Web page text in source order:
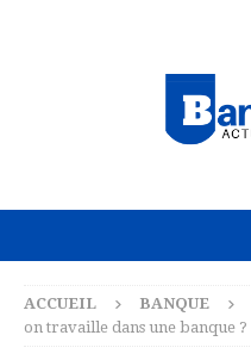
ACCUEIL BANQUE
on travaille dans une banque ?